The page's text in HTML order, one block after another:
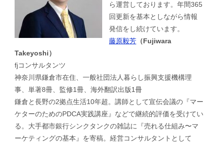
ら運営しております。年間365
回更新を基本としながら情報
発信をし続けています。
藤原毅芳 （Fujiwara
Takeyoshi）
fjコンサルタンツ
神奈川県鎌倉市在住、一般社団法人暮らし振興支援機構理
事、単著8冊、監修1冊、海外翻訳出版1冊
鎌倉と長野の2拠点生活10年超。講師として宣伝会議の『マー
ケターのためのPDCA実践講座』などで継続的評価を受けてい
る。大手都市銀行シンクタンクの雑誌に『売れる仕組み〜マ
ーケティングの基本』を寄稿。経営コンサルタントとして